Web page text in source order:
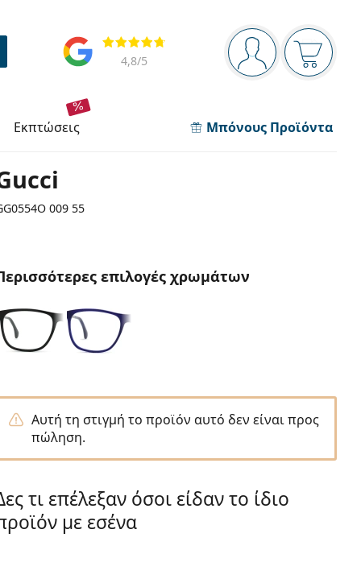
Πίνακας πλοήγησης
Είστε
Το
Αξιολογήσεις
4,8/5
εκπτώσεις Μπόνους Προϊόντα
009 55
επιλογές χρωμάτων
Αυτή τη στιγμή το προϊόν αυτό δεν είναι προς
πώληση.
τι επέλεξαν όσοι είδαν το ίδιο
με εσένα